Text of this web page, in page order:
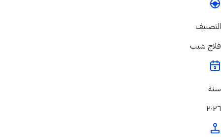
التصنيف
فلاج شيب
سنة
٢٠٢٦